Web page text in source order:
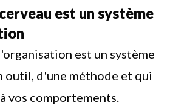
est un système
est un système
outil, d'une méthode et qui
vos comportements.